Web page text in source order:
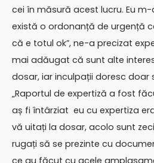
cei în măsură acest lucru. Eu
există o ordonanță de urgență
că e totul ok”, ne-a precizat
mai adăugat că sunt alte
dosar, iar inculpații doresc doar
„Raportul de expertiză a fost
aș fi întârziat eu cu expertiza
vă uitați la dosar, acolo sunt
rugați să se prezinte cu